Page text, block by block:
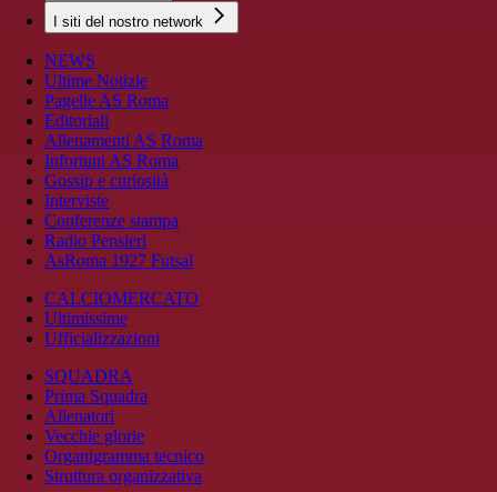
I siti del nostro network
NEWS
Ultime Notizie
Pagelle AS Roma
Editoriali
Allenamenti AS Roma
Infortuni AS Roma
Gossip e curiosità
Interviste
Conferenze stampa
Radio Pensieri
AsRoma 1927 Futsal
CALCIOMERCATO
Ultimissime
Ufficializzazioni
SQUADRA
Prima Squadra
Allenatori
Vecchie glorie
Organigramma tecnico
Struttura organizzativa